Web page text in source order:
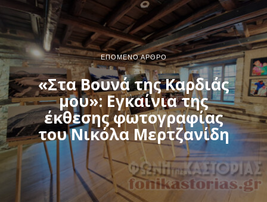
ΕΠΌΜΕΝΟ ΆΡΘΡΟ
«Στα Βουνά της Καρδιάς
μου»: Εγκαίνια της
έκθεσης φωτογραφίας
του Νικόλα Μερτζανίδη